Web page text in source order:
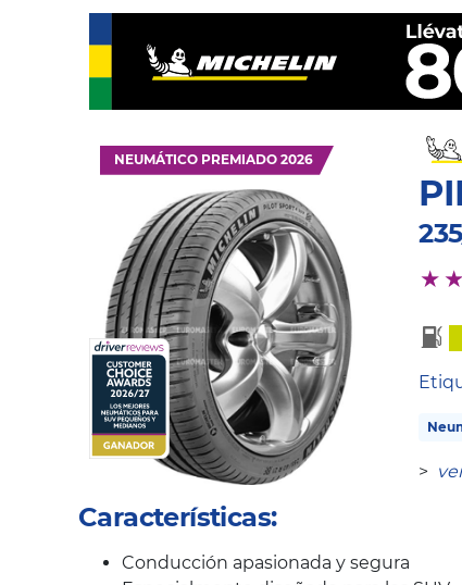
NEUMÁTICO PREMIADO 2026
>
Características:
Conducción apasionada y segura